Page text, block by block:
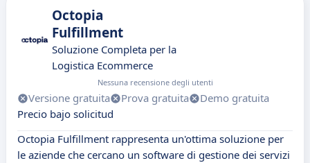
Octopia
Fulfillment
Soluzione Completa per la
Logistica Ecommerce
Nessuna recensione degli utenti
Versione gratuita Prova gratuita
Demo gratuita
Precio bajo solicitud
Octopia Fulfillment rappresenta un'ottima soluzione per
le aziende che cercano un software di gestione dei servizi